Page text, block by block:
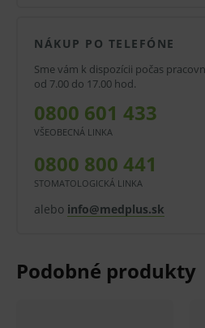
diagnostickej zdravotníckej
použitie môže byť spojené s
V prípade porušenia
tovaru nie je z dôvodu
zmluvy v lehote 14 dní.
NÁKUP PO TELEFÓNE
Sme vám k dispozícii počas
od 7.00 do 17.00 hod.
0800 601 433
VŠEOBECNÁ LINKA
0800 800 441
STOMATOLOGICKÁ LINKA
alebo info@medplus.sk